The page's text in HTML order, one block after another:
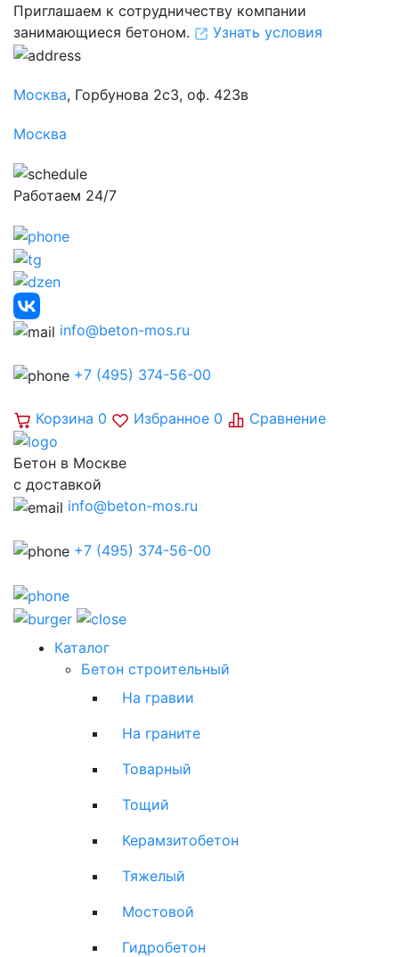
Приглашаем к сотрудничеству компании
занимающиеся бетоном.
Узнать условия
Москва, Горбунова 2с3, оф. 423в
Москва
Работаем 24/7
info@beton-mos.ru
+7 (495) 374-56-00
Корзина 0 Избранное 0 Сравнение
Бетон в Москве
с доставкой
info@beton-mos.ru
+7 (495) 374-56-00
Каталог
Бетон строительный
На гравии
На граните
Товарный
Тощий
Керамзитобетон
Тяжелый
Мостовой
Гидробетон